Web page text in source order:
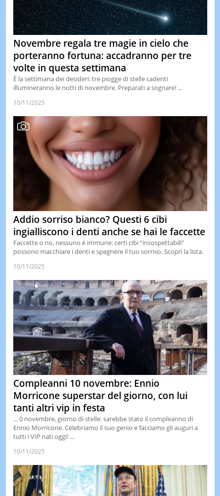
Novembre regala tre magie in cielo che
porteranno fortuna: accadranno per tre
volte in questa settimana
È la settimana dei desideri: tre piogge di stelle cadenti
illumineranno le notti di novembre. Preparati a sognare! ...
10/11/2025
Addio sorriso bianco? Questi 6 cibi
ingialliscono i denti anche se hai le faccette
Faccette o no, nessuno è immune: certi cibi “insospettabili”
possono macchiare i denti e spegnere il tuo sorriso. Scopri la lista.
10/11/2025
Compleanni 10 novembre: Ennio
Morricone superstar del giorno, con lui
tanti altri vip in festa
... 0 novembre, giorno di stelle: sarebbe stato il compleanno di
Ennio Morricone. Celebriamo il suo genio e facciamo gli auguri a
tutti i VIP nati oggi! ...
10/11/2025